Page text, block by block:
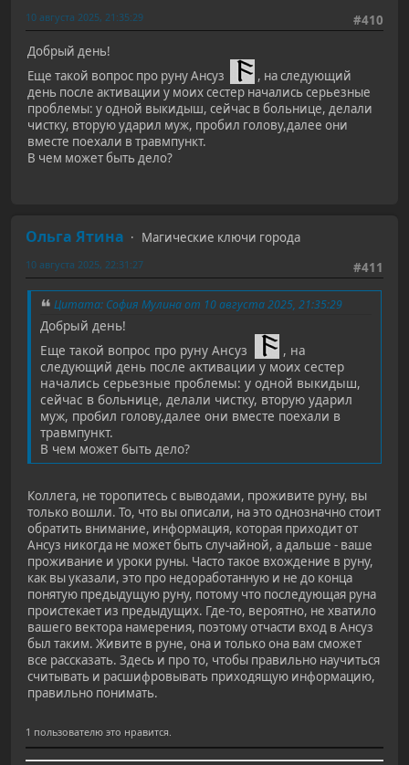
#410
10 августа 2025, 21:35:29
Добрый день!
Еще такой вопрос про руну Ансуз
, на следующий
день после активации у моих сестер начались серьезные
проблемы: у одной выкидыш, сейчас в больнице, делали
чистку, вторую ударил муж, пробил голову,далее они
вместе поехали в травмпункт.
В чем может быть дело?
Ольга Ятина
Магические ключи города
#411
10 августа 2025, 22:31:27
Цитата: София Мулина от 10 августа 2025, 21:35:29
Добрый день!
Еще такой вопрос про руну Ансуз
, на
следующий день после активации у моих сестер
начались серьезные проблемы: у одной выкидыш,
сейчас в больнице, делали чистку, вторую ударил
муж, пробил голову,далее они вместе поехали в
травмпункт.
В чем может быть дело?
Коллега, не торопитесь с выводами, проживите руну, вы
только вошли. То, что вы описали, на это однозначно стоит
обратить внимание, информация, которая приходит от
Ансуз никогда не может быть случайной, а дальше - ваше
проживание и уроки руны. Часто такое вхождение в руну,
как вы указали, это про недоработанную и не до конца
понятую предыдущую руну, потому что последующая руна
проистекает из предыдущих. Где-то, вероятно, не хватило
вашего вектора намерения, поэтому отчасти вход в Ансуз
был таким. Живите в руне, она и только она вам сможет
все рассказать. Здесь и про то, чтобы правильно научиться
считывать и расшифровывать приходящую информацию,
правильно понимать.
1 пользователю это нравится.